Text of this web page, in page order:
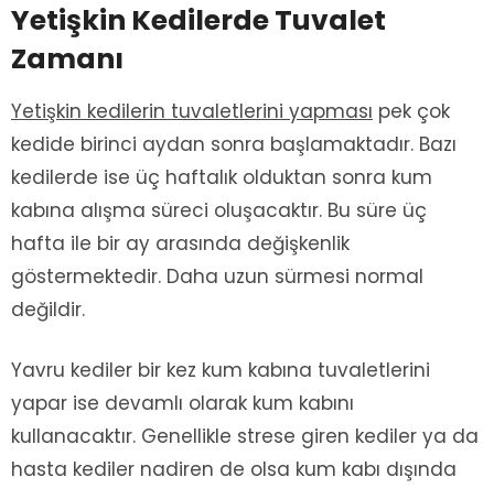
Yetişkin Kedilerde Tuvalet
Zamanı
Yetişkin kedilerin tuvaletlerini yapması pek çok
kedide birinci aydan sonra başlamaktadır. Bazı
kedilerde ise üç haftalık olduktan sonra kum
kabına alışma süreci oluşacaktır. Bu süre üç
hafta ile bir ay arasında değişkenlik
göstermektedir. Daha uzun sürmesi normal
değildir.
Yavru kediler bir kez kum kabına tuvaletlerini
yapar ise devamlı olarak kum kabını
kullanacaktır. Genellikle strese giren kediler ya da
hasta kediler nadiren de olsa kum kabı dışında